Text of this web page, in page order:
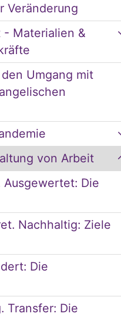
Veränderung
- Materialien &
Umgang mit
von Arbeit
Die
Nachhaltig: Ziele
Die
Transfer: Die